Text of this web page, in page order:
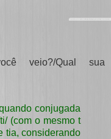
veio?/Qual sua
conjugada
(com o mesmo t
tia, considerando